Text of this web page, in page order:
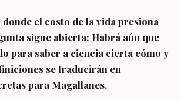
el costo de la vida presiona
sigue abierta: Habrá aún que
para saber a ciencia cierta cómo y
se traducirán en
para Magallanes.